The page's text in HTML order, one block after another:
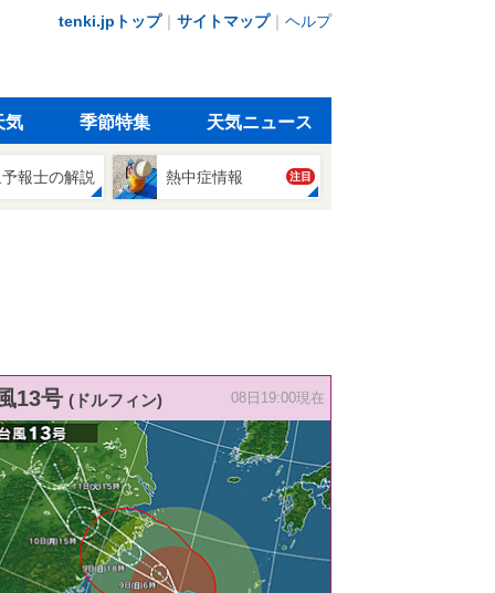
tenki.jpトップ｜ サイトマップ｜ ヘルプ
気 季節特集 天気ニュース
報士の解説 熱中症情報 注目
13号 (ドルフィン) 08日19:00現在